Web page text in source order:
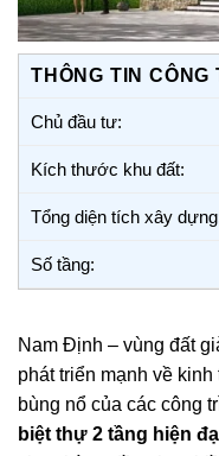
THÔNG TIN CÔNG
Chủ đầu tư:
Kích thước khu đất:
Tổng diện tích xây
Số tầng:
Nam Định – vùng đất
phát triển mạnh về
bùng nổ của các công
biệt thự 2 tầng hiện